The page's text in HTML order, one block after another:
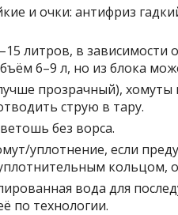
и очки: антифриз
литров, в зависимости
6–9 л, но из блока
прозрачный), хомуты
струю в тару.
без ворса.
уплотнение, если
кольцом,
вода для
по технологии.